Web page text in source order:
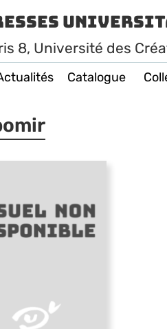
8, Université des
Catalogue